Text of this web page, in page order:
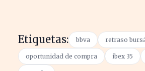
Etiquetas: bbva retraso
oportunidad de compra ibex 35